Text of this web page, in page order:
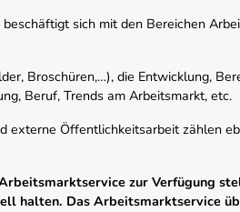
sich mit den Bereichen
Broschüren,…), die Entwicklung,
Beruf, Trends am Arbeitsmarkt, etc.
Öffentlichkeitsarbeit zählen
zur Verfügung
halten. Das Arbeitsmarktservice